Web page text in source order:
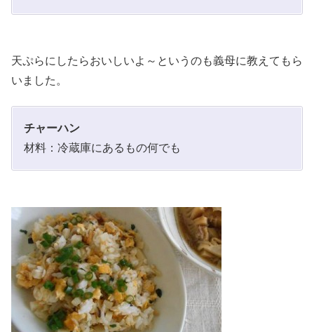
天ぷらにしたらおいしいよ～というのも義母に教えてもら
いました。
チャーハン
材料：冷蔵庫にあるもの何でも